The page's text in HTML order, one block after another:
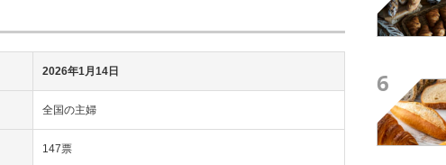
2026年1月14日
全国の主婦
147票
6